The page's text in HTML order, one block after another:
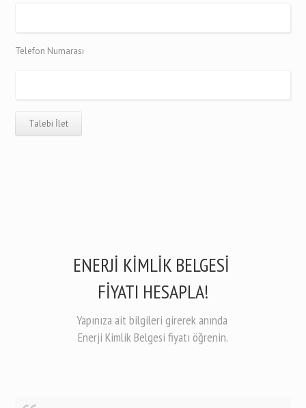
Telefon Numarası
ENERJİ KİMLİK BELGESİ
FİYATI HESAPLA!
Yapınıza ait bilgileri girerek anında
Enerji Kimlik Belgesi fiyatı öğrenin.